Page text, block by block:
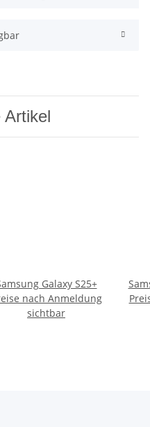
Artikel
Galaxy S25+
nach Anmeldung
sichtbar